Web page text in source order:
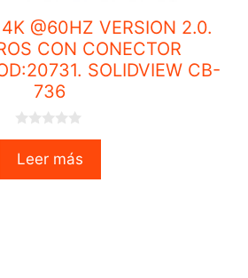
@60HZ VERSION 2.0.
CON CONECTOR
SOLIDVIEW CB-
736
u
Leer más